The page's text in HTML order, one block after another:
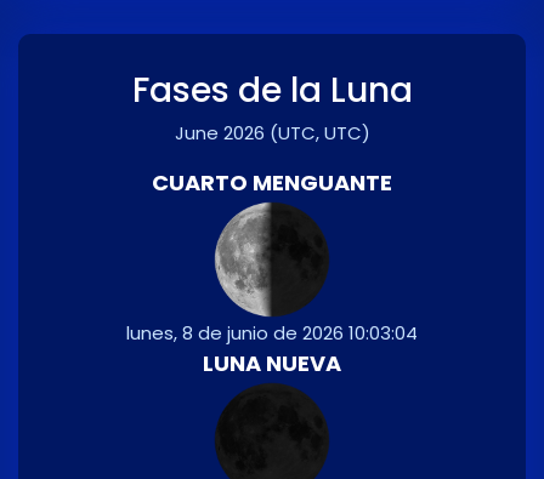
Fases de la Luna
June 2026 (UTC, UTC)
CUARTO MENGUANTE
lunes, 8 de junio de 2026 10:03:04
LUNA NUEVA